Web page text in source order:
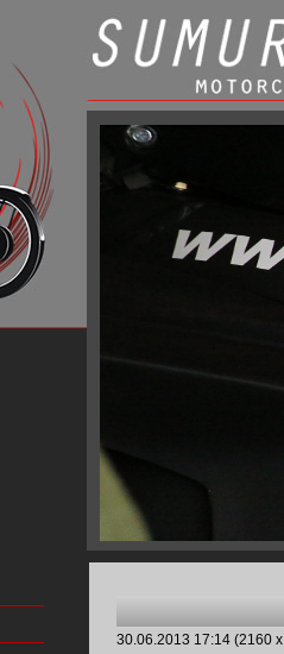
30.06.2013 17:14 (2160